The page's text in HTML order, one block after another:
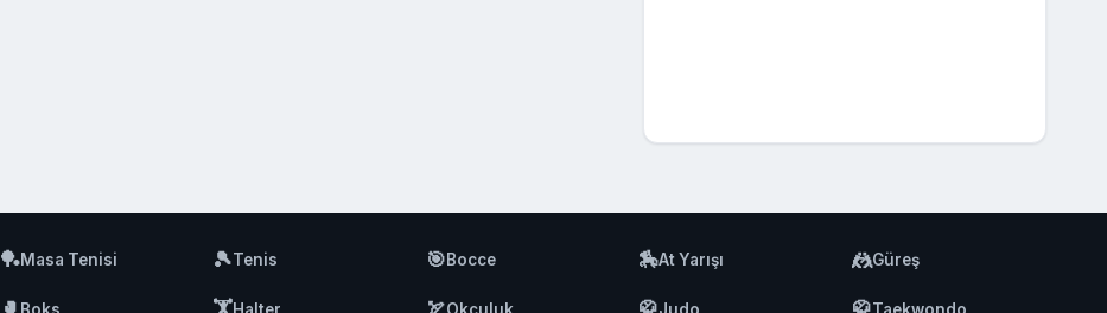
🏓Masa Tenisi 🎾Tenis 🎯Bocce 🏇At Yarışı 🤼Güreş